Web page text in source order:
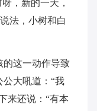
，新的一天，
法，小树和白
的这一动作导致
大吼道：“我
来还说：“有本